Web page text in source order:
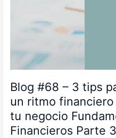
Blog #68 – 3 tips
un ritmo
tu negocio
Financieros Parte
negocio
3
de
3